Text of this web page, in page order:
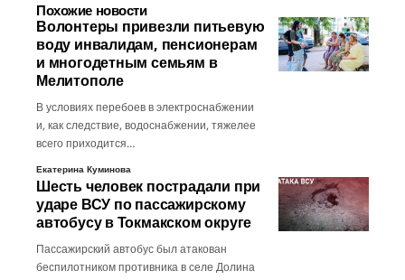
Похожие новости
Волонтеры привезли питьевую
воду инвалидам, пенсионерам
и многодетным семьям в
Мелитополе
В условиях перебоев в электроснабжении
и, как следствие, водоснабжении, тяжелее
всего приходится…
Екатерина Куминова
Шесть человек пострадали при
ударе ВСУ по пассажирскому
автобусу в Токмакском округе
Пассажирский автобус был атакован
беспилотником противника в селе Долина